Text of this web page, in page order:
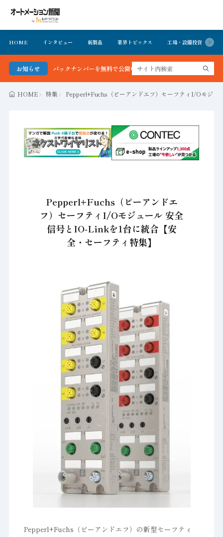
HOME インタビュー 新製品 業界トピックス 工場・設備投資
お知らせ
号＆バックナンバーを無料で公開中 詳細はこちら
HOME 特集 Pepperl+Fuchs（ピーアンドエフ）セーフティI/Oモジ
Pepperl+Fuchs（ピーアンドエ
フ）セーフティI/Oモジュール 安全
信号とIO-Linkを1台に統合【安
全・セーフティ特集】
Pepperl+Fuchs（ピーアンドエフ）の新型セーフティ